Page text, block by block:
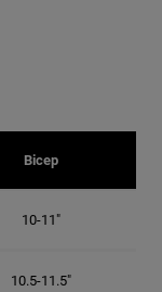
Bicep
10-11"
10.5-11.5"